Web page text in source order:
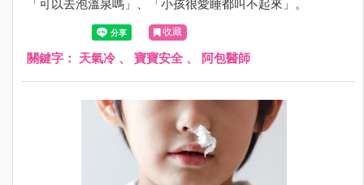
「可以去泡溫泉嗎」、「小孩很愛睡都叫不起來」。
收藏
關鍵字： 天氣冷 、 寶寶安全 、 阿包醫師